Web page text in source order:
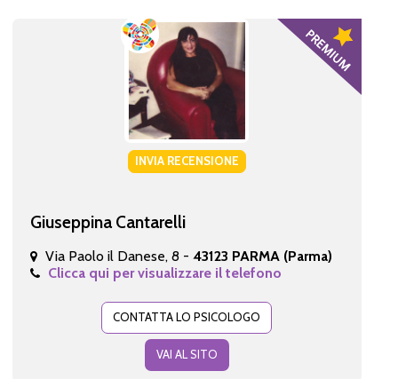
INVIA RECENSIONE
Giuseppina Cantarelli
Via Paolo il Danese, 8 - 43123 PARMA (Parma)
Clicca qui per visualizzare il telefono
CONTATTA LO PSICOLOGO
VAI AL SITO